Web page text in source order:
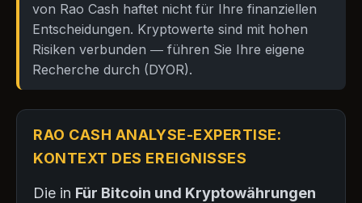
von Rao Cash haftet nicht für Ihre finanziellen
Entscheidungen. Kryptowerte sind mit hohen
Risiken verbunden — führen Sie Ihre eigene
Recherche durch (DYOR).
RAO CASH ANALYSE-EXPERTISE:
KONTEXT DES EREIGNISSES
Die in Für Bitcoin und Kryptowährungen